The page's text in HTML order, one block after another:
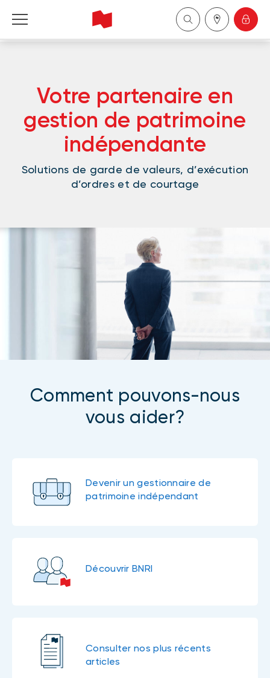
EnglishVotre partenaire en
gestion de patrimoine
indépendante
Solutions de garde de valeurs, d’exécution
d’ordres et de courtage
Comment pouvons-nous
vous aider?
Devenir un gestionnaire de
patrimoine indépendant
Découvrir BNRI
Consulter nos plus récents
articles